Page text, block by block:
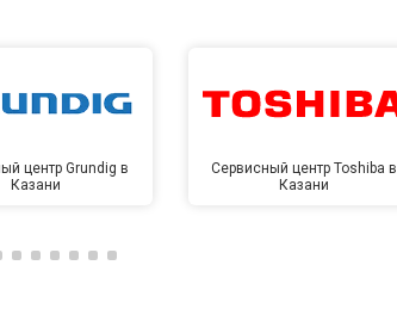
центр Grundig в
Казани
Сервисный центр Toshiba в
Казани